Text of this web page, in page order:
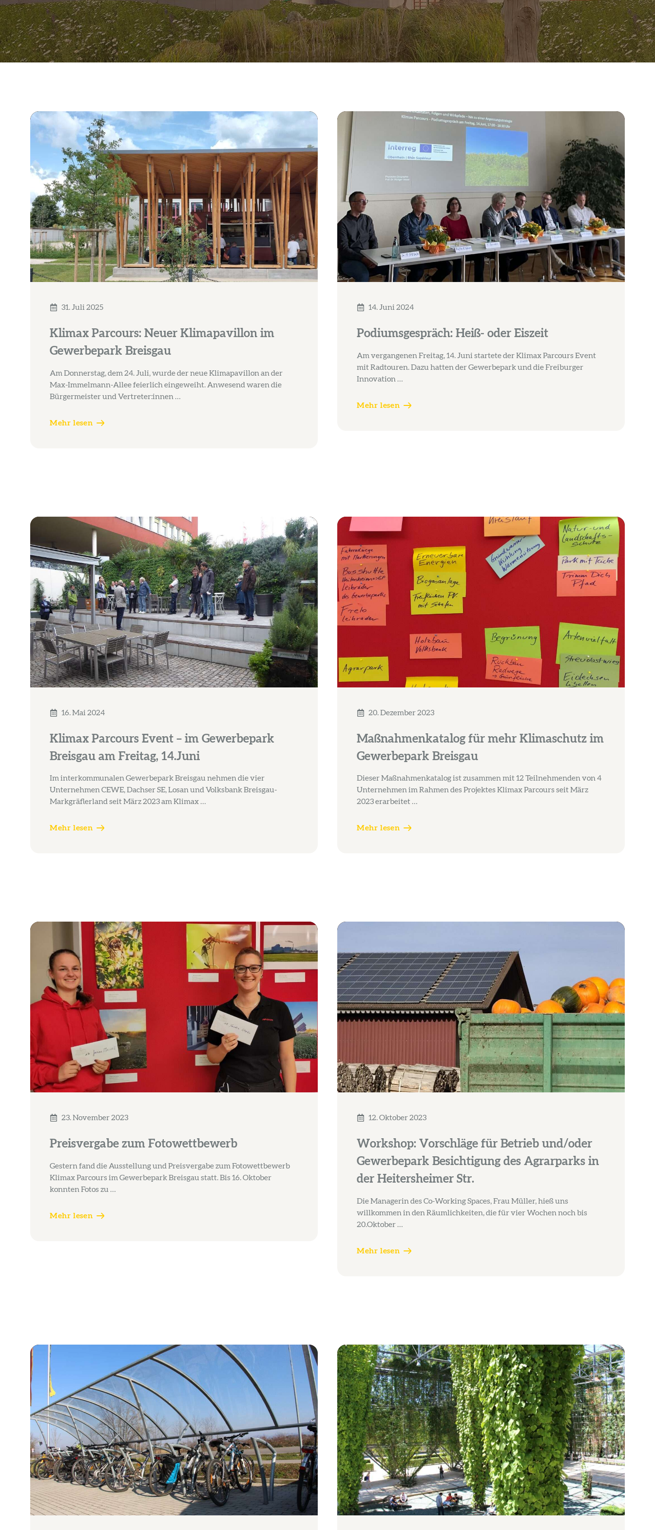
31. Juli 2025
Klimax Parcours: Neuer Klimapavillon im
Gewerbepark Breisgau
Am Donnerstag, dem 24. Juli, wurde der neue Klimapavillon an der
Max-Immelmann-Allee feierlich eingeweiht. Anwesend waren die
Bürgermeister und Vertreter:innen …
Mehr lesen
14. Juni 2024
Podiumsgespräch: Heiß- oder Eiszeit
Am vergangenen Freitag, 14. Juni startete der Klimax Parcours Event
mit Radtouren. Dazu hatten der Gewerbepark und die Freiburger
Innovation …
Mehr lesen
16. Mai 2024
Klimax Parcours Event – im Gewerbepark
Breisgau am Freitag, 14.Juni
Im interkommunalen Gewerbepark Breisgau nehmen die vier
Unternehmen CEWE, Dachser SE, Losan und Volksbank Breisgau-
Markgräflerland seit März 2023 am Klimax …
Mehr lesen
20. Dezember 2023
Maßnahmenkatalog für mehr Klimaschutz im
Gewerbepark Breisgau
Dieser Maßnahmenkatalog ist zusammen mit 12 Teilnehmenden von 4
Unternehmen im Rahmen des Projektes Klimax Parcours seit März
2023 erarbeitet …
Mehr lesen
23. November 2023
Preisvergabe zum Fotowettbewerb
Gestern fand die Ausstellung und Preisvergabe zum Fotowettbewerb
Klimax Parcours im Gewerbepark Breisgau statt. Bis 16. Oktober
konnten Fotos zu …
Mehr lesen
12. Oktober 2023
Workshop: Vorschläge für Betrieb und/oder
Gewerbepark Besichtigung des Agrarparks in
der Heitersheimer Str.
Die Managerin des Co-Working Spaces, Frau Müller, hieß uns
willkommen in den Räumlichkeiten, die für vier Wochen noch bis
20.Oktober …
Mehr lesen